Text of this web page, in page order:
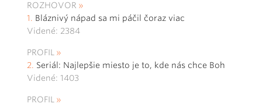
ROZHOVOR
Bláznivý nápad sa mi páčil čoraz viac
Videné: 2384
PROFIL
Seriál: Najlepšie miesto je to, kde nás chce Boh
Videné: 1403
PROFIL